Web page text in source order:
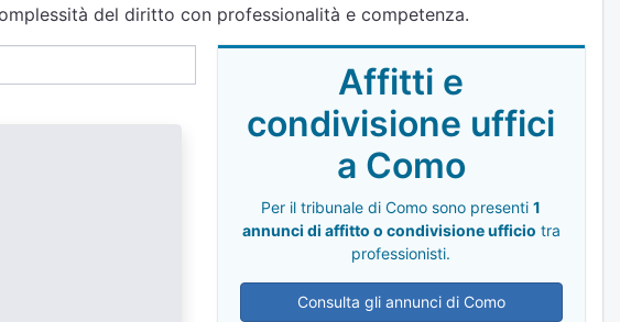
del diritto con professionalità e competenza.
Affitti e
condivisione uffici
a Como
Per il tribunale di Como sono presenti1
annunci di affitto o condivisione ufficio tra
professionisti.
Consulta gli annunci di Como